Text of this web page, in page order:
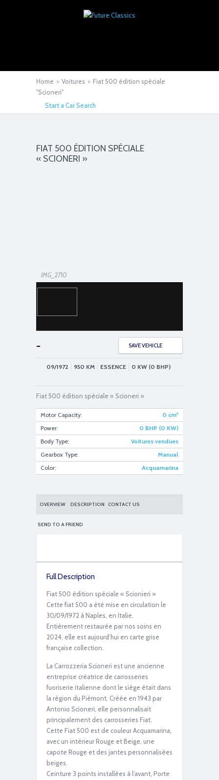
Home > Voitures > Fiat 500 édition spéciale
"Scioneri"
Start a Car Search
FIAT 500 ÉDITION SPÉCIALE
« SCIONERI »
IMG_2710
IMG_2680
- SAVE VEHICLE
09/1972 950 KM ESSENCE 0 KW (0 BHP)
Fiat 500 édition spéciale « Scioneri »
Motor Capacity: 0 cm³
Power:
0 BHP (0 KW)
Body Type:
Voitures vendues
Gearbox Type:
Manual
Color:
Acquamarina
OVERVIEW DESCRIPTION CONTACT US
SEND TO A FRIEND
Full Description
Fiat 500 édition spéciale « Scionieri »
Cette fiat 500 a été mise en circulation le
30/09/1972 à Naples, en Italie.
Entièrement restaurée par nos soins en
2024, elle est aujourd’hui en carte grise
française collection.
La Carrozzeria Scioneri est une ancienne
entreprise créatrice de carrosseries
fuoriserie italienne dont le siège était dans
la région du Piémont. Créée en 1943 par
Antonio Scioneri, elle personnalisait
principalement des carrosseries Fiat.
Cette Fiat 500 est de couleur Acquamarina,
avec un intérieur Rouge et Beige, une
capote Rouge et des jantes personnalisées
beiges.
Ceinture 3 points installées à l’avant, Porte